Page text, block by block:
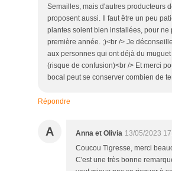
Semailles, mais d'autres producteurs
proposent aussi. Il faut être un peu
plantes soient bien installées, pour ne
première année. ;)<br /> Je
aux personnes qui ont déjà du
(risque de confusion)<br /> Et merci
bocal peut se conserver combien de
Répondre
A Anna et Olivia 13/05/2023
Coucou Tigresse, merci
C'est une très bonne